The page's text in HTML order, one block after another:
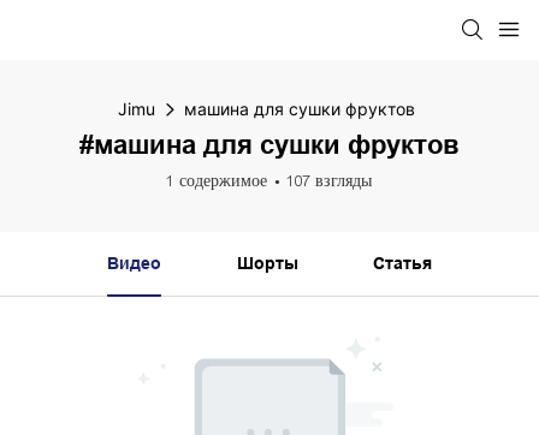
Jimu машина для сушки фруктов
#машина для сушки фруктов
1 содержимое 107 взгляды
Видео Шорты Статья